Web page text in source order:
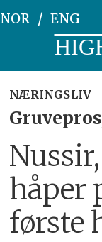
NOR ENG
NÆRINGSLIV
håper
første